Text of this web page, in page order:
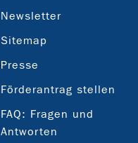
Newsletter
Sitemap
Presse
Förderantrag stellen
FAQ: Fragen und
Antworten